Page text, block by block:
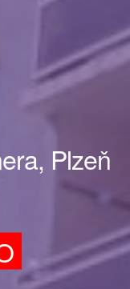
Plzeň